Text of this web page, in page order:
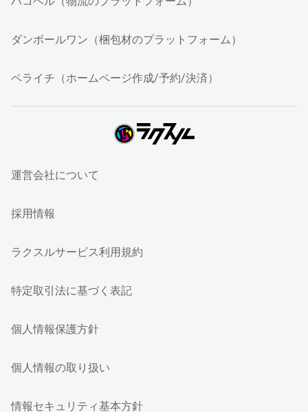
ダンボールワン（梱包材のプラットフォーム）
ペライチ（ホームページ作成/予約/決済）
運営会社について
採用情報
ラクスルサービス利用規約
特定取引法に基づく表記
個人情報保護方針
個人情報の取り扱い
情報セキュリティ基本方針